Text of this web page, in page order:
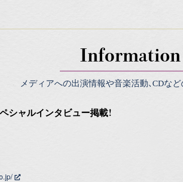
Information
メディアへの出演情報や音楽活動、CDな
シャルインタビュー掲載！